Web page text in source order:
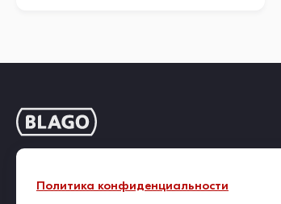
Политика конфиденциальности